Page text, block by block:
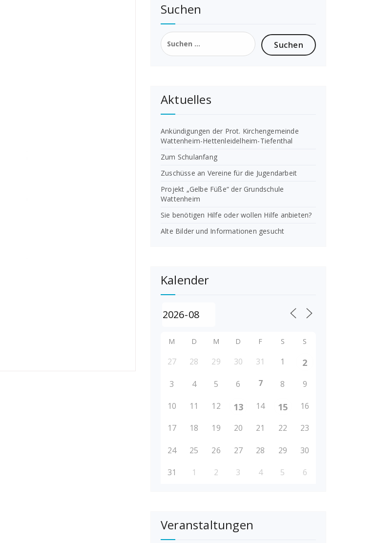
Suchen
Suchen
nach:
Aktuelles
Ankündigungen der Prot. Kirchengemeinde
Wattenheim-Hettenleidelheim-Tiefenthal
Zum Schulanfang
Zuschüsse an Vereine für die Jugendarbeit
Projekt „Gelbe Füße“ der Grundschule
Wattenheim
Sie benötigen Hilfe oder wollen Hilfe anbieten?
Alte Bilder und Informationen gesucht
Kalender
M D M D F S S
27 28 29 30 31 1 2
3 4 5 6 7 8 9
10 11 12 13 14 15 16
17 18 19 20 21 22 23
24 25 26 27 28 29 30
31 1 2 3 4 5 6
Veranstaltungen